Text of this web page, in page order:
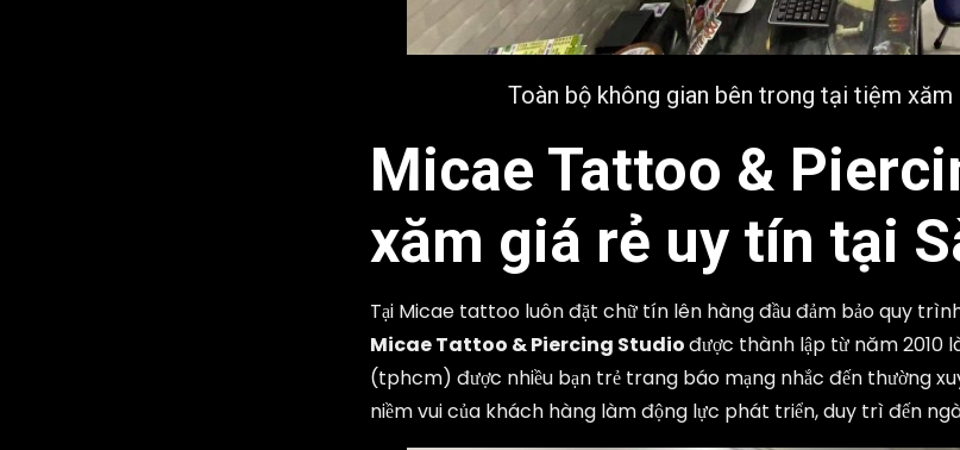
Toàn bộ không gian bên trong tại tiệm
Micae Tattoo &
xăm giá rẻ uy tín tại
Tại Micae tattoo luôn đặt chữ tín lên hàng đầu đảm bảo quy
Micae Tattoo & Piercing Studiođược thành lập từ năm 2010
(tphcm) được nhiều bạn trẻ trang báo mạng nhắc đến thường
niềm vui của khách hàng làm động lực phát triển, duy trì đến